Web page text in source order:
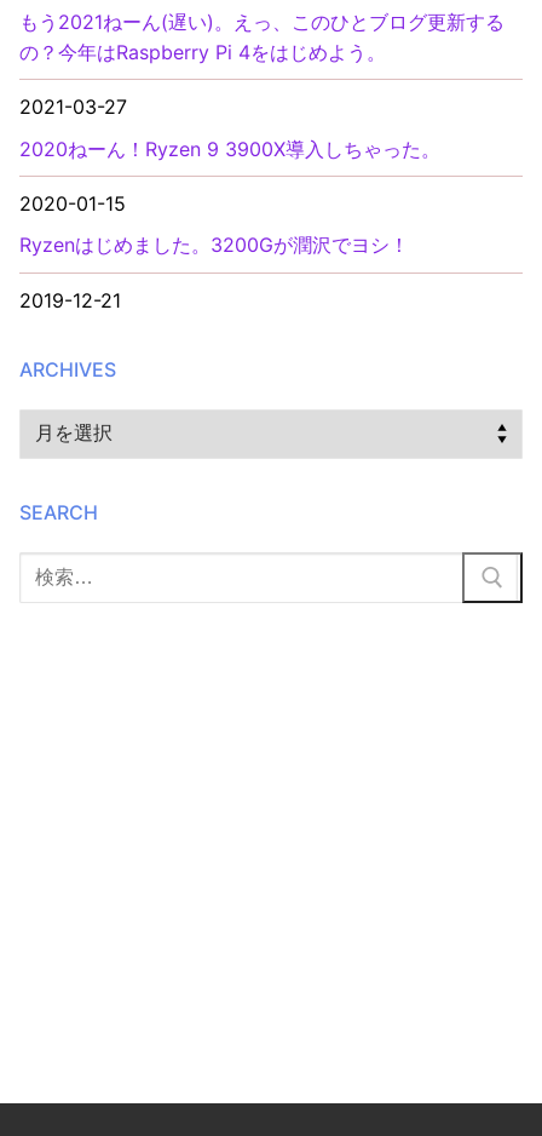
もう2021ねーん(遅い)。えっ、このひとブログ更新する
の？今年はRaspberry Pi 4をはじめよう。
2021-03-27
2020ねーん！Ryzen 9 3900X導入しちゃった。
2020-01-15
Ryzenはじめました。3200Gが潤沢でヨシ！
2019-12-21
ARCHIVES
Archives
SEARCH
検
索: